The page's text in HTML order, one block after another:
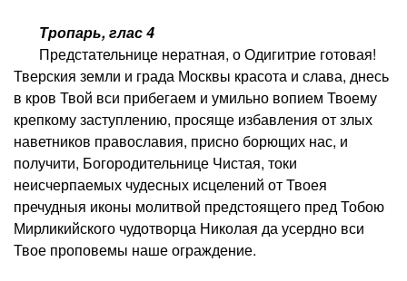
Тропарь, глас 4
Предстательнице нератная, о Одигитрие готовая!
Тверския земли и града Москвы красота и слава, днесь
в кров Твой вси прибегаем и умильно вопием Твоему
крепкому заступлению, просяще избавления от злых
наветников православия, присно борющих нас, и
получити, Богородительнице Чистая, токи
неисчерпаемых чудесных исцелений от Твоея
пречудныя иконы молитвой предстоящего пред Тобою
Мирликийского чудотворца Николая да усердно вси
Твое проповемы наше ограждение.